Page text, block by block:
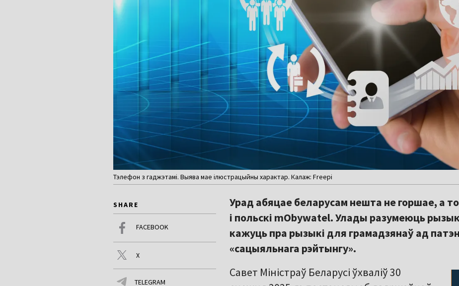
Тэлефон з гаджэтамі. Выява мае ілюстрацыйны характар. Калаж: Freepi
SHARE
FACEBOOK
X
TELEGRAM
Урад абяцае беларусам нешта не горшае, а
і польскі mObywatel. Улады разумеюць
кажуць пра рызыкі для грамадзянаў ад
«сацыяльнага рэйтынгу».
Савет Міністраў Беларусі ўхваліў 30